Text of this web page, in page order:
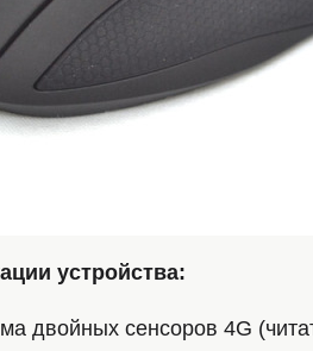
устройства:
двойных сенсоров 4G